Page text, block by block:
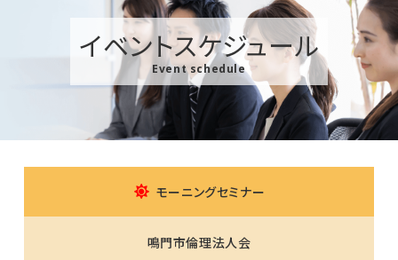
イベントスケジュール
Event schedule
モーニングセミナー
鳴門市倫理法人会